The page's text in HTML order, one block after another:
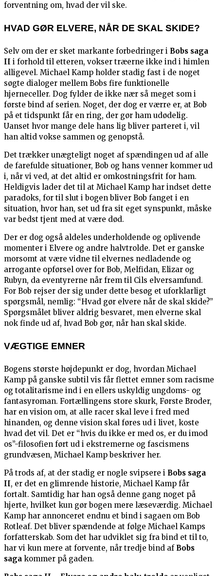
forventning om, hvad der vil ske.
HVAD GØR ELVERE, NÅR DE SKAL SKIDE?
Selv om der er sket markante forbedringer i Bobs saga
II i forhold til etteren, vokser træerne ikke ind i himlen
alligevel. Michael Kamp holder stadig fast i de noget
søgte dialoger mellem Bobs fire funktionelle
hjerneceller. Dog fylder de ikke nær så meget som i
første bind af serien. Noget, der dog er værre er, at Bob
på et tidspunkt får en ring, der gør ham udødelig.
Uanset hvor mange dele hans lig bliver parteret i, vil
han altid vokse sammen og genopstå.
Det trækker unægteligt noget af spændingen ud af alle
de farefulde situationer, Bob og hans venner kommer ud
i, når vi ved, at det altid er omkostningsfrit for ham.
Heldigvis lader det til at Michael Kamp har indset dette
paradoks, for til slut i bogen bliver Bob fanget i en
situation, hvor han, set ud fra sit eget synspunkt, måske
var bedst tjent med at være død.
Der er dog også aldeles underholdende og oplivende
momenter i Elvere og andre halvtrolde. Det er ganske
morsomt at være vidne til elvernes nedladende og
arrogante opførsel over for Bob, Melfidan, Elizar og
Rubyn, da eventyrerne når frem til Cils elversamfund.
For Bob rejser der sig under dette besøg et uforklarligt
spørgsmål, nemlig: “Hvad gør elvere når de skal skide?”
Spørgsmålet bliver aldrig besvaret, men elverne skal
nok finde ud af, hvad Bob gør, når han skal skide.
VÆGTIGE EMNER
Bogens største højdepunkt er dog, hvordan Michael
Kamp på ganske subtil vis får flettet emner som racisme
og totalitarisme ind i en ellers uskyldig ungdoms- og
fantasyroman. Fortællingens store skurk, Første Broder,
har en vision om, at alle racer skal leve i fred med
hinanden, og denne vision skal føres ud i livet, koste
hvad det vil. Det er “hvis du ikke er med os, er du imod
os”-filosofien ført ud i ekstremerne og fascismens
grundvæsen, Michael Kamp beskriver her.
På trods af, at der stadig er nogle svipsere i Bobs saga
II, er det en glimrende historie, Michael Kamp får
fortalt. Samtidig har han også denne gang noget på
hjerte, hvilket kun gør bogen mere læseværdig. Michael
Kamp har annonceret endnu et bind i sagaen om Bob
Rotleaf. Det bliver spændende at følge Michael Kamps
forfatterskab. Som det har udviklet sig fra bind et til to,
har vi kun mere at forvente, når tredje bind af Bobs
saga kommer på gaden.